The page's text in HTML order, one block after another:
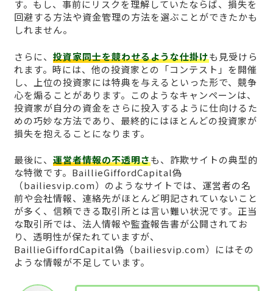
す。もし、事前にリスクを理解していたならば、損失を
回避する方法や資金管理の方法を選ぶことができたかも
しれません。
さらに、 投資家同士を競わせるような仕掛けも見受けら
れます。時には、他の投資家との「コンテスト」を開催
し、上位の投資家には特典を与えるといった形で、競争
心を煽ることがあります。このようなキャンペーンは、
投資家が自分の資金をさらに投入するように仕向けるた
めの巧妙な方法であり、最終的にはほとんどの投資家が
損失を抱えることになります。
最後に、 運営者情報の不透明さも、詐欺サイトの典型的
な特徴です。BaillieGiffordCapital偽
（bailiesvip.com）のようなサイトでは、運営者の名
前や会社情報、連絡先がほとんど明記されていないこと
が多く、信頼できる取引所とは言い難い状況です。正当
な取引所では、法人情報や監査報告書が公開されてお
り、透明性が保たれていますが、
BaillieGiffordCapital偽（bailiesvip.com）にはその
ような情報が不足しています。